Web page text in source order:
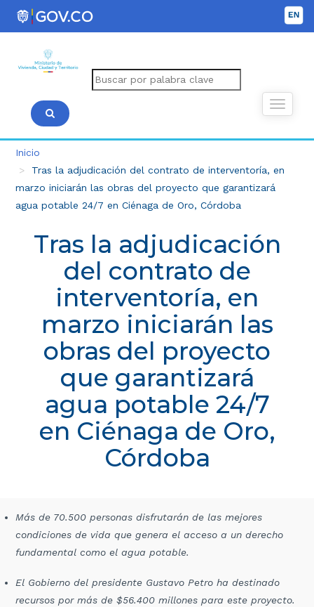
Inicio
Tras la adjudicación del contrato de interventoría, en
marzo iniciarán las obras del proyecto que garantizará
agua potable 24/7 en Ciénaga de Oro, Córdoba
Tras la adjudicación
del contrato de
interventoría, en
marzo iniciarán las
obras del proyecto
que garantizará
agua potable 24/7
en Ciénaga de Oro,
Córdoba
Más de 70.500 personas disfrutarán de las mejores
condiciones de vida que genera el acceso a un derecho
fundamental como el agua potable.
El Gobierno del presidente Gustavo Petro ha destinado
recursos por más de $56.400 millones para este proyecto.